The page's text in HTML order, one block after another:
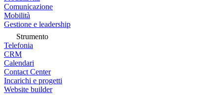
Comunicazione
Mobilità
Gestione e leadership
Strumento
Telefonia
CRM
Calendari
Contact Center
Incarichi e progetti
Website builder